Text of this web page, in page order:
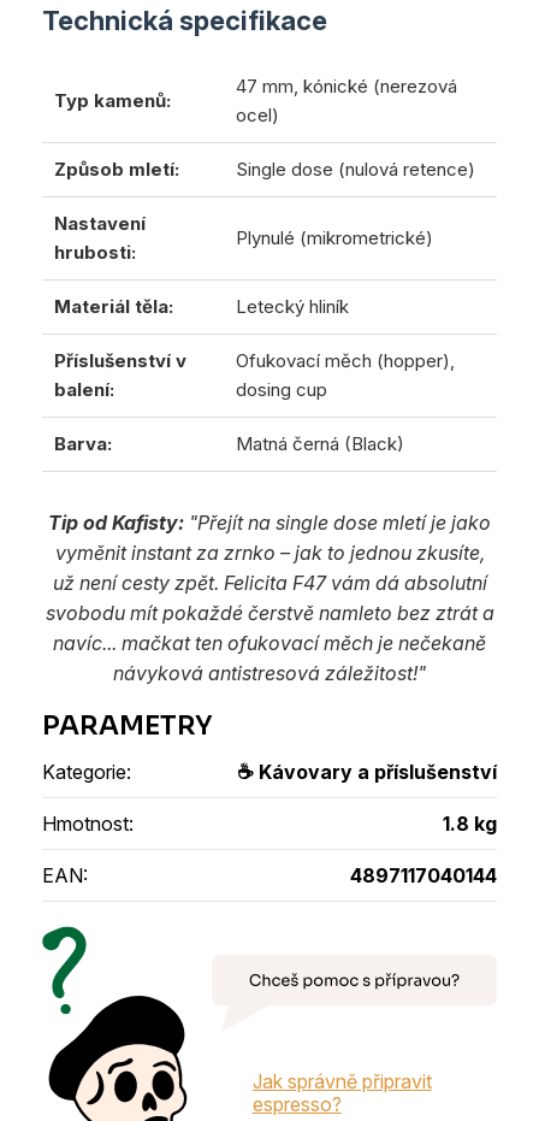
Technická specifikace
Typ kamenů:
47 mm, kónické (nerezová
ocel)
Způsob mletí: Single dose (nulová retence)
Nastavení
hrubosti:
Plynulé (mikrometrické)
Materiál těla: Letecký hliník
Příslušenství v
balení:
Ofukovací měch (hopper),
dosing cup
Barva: Matná černá (Black)
Tip od Kafisty: "Přejít na single dose mletí je jako
vyměnit instant za zrnko – jak to jednou zkusíte,
už není cesty zpět. Felicita F47 vám dá absolutní
svobodu mít pokaždé čerstvě namleto bez ztrát a
navíc... mačkat ten ofukovací měch je nečekaně
návyková antistresová záležitost!"
Kategorie: ☕ Kávovary a příslušenství
Hmotnost: 1.8 kg
EAN: 4897117040144
Jak správně připravit
espresso?